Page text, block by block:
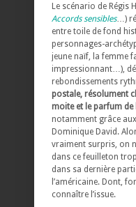
Le scénario de Régis
Accords sensibles…)
entre toile de fond
personnages-
jeune naïf, la femme
impressionnant…),
rebondissements
postale, résolument
moite et le parfum
notamment grâce
Dominique David.
vraiment surpris, on
dans ce feuilleton
dans sa dernière
l’américaine. Dont,
connaître l’issue.